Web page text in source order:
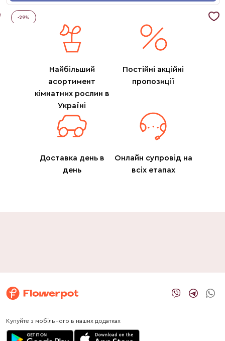
-29%
Найбільший
асортимент
кімнатних рослин в
Україні
Постійні акційні
пропозиції
Доставка день в
день
Онлайн супровід на
всіх етапах
Купуйте з мобільного в наших додатках